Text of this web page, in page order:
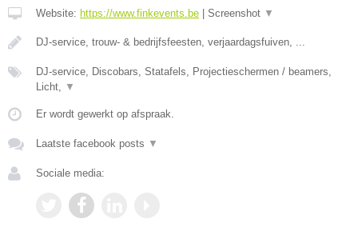
Website: https://www.finkevents.be Screenshot ▼
DJ-service, trouw- & bedrijfsfeesten, verjaardagsfuiven, ...
DJ-service, Discobars, Statafels, Projectieschermen / beamers,
Licht, ▼
Er wordt gewerkt op afspraak.
Laatste facebook posts ▼
Sociale media: